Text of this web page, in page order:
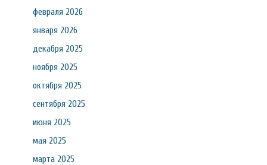
февраля 2026
января 2026
декабря 2025
ноября 2025
октября 2025
сентября 2025
июня 2025
мая 2025
марта 2025